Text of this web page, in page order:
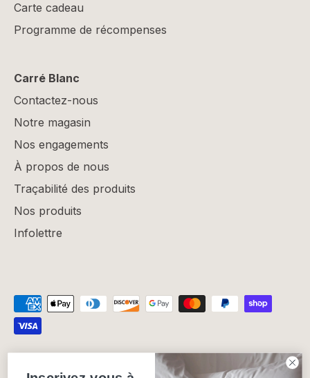
Carte cadeau
Programme de récompenses
Carré Blanc
Contactez-nous
Notre magasin
Nos engagements
À propos de nous
Traçabilité des produits
Nos produits
Infolettre
Politique de remboursement